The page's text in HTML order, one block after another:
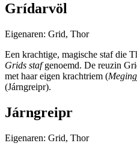
Grídarvöl
Eigenaren: Grid, Thor
Een krachtige, magische staf die
Grids stafgenoemd. De reuzin
met haar eigen krachtriem (
(Járngreipr).
Járngreipr
Eigenaren: Grid, Thor